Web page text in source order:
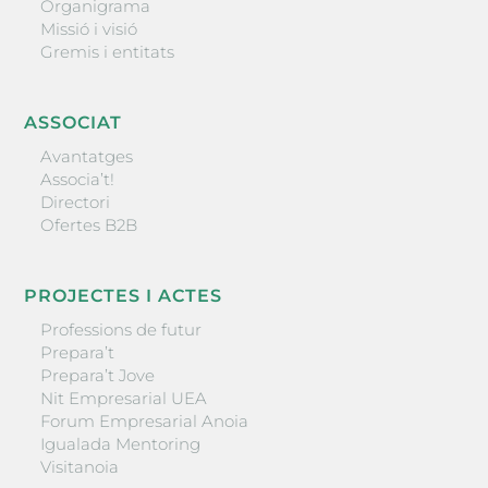
Organigrama
Missió i visió
Gremis i entitats
ASSOCIAT
Avantatges
Associa’t!
Directori
Ofertes B2B
PROJECTES I ACTES
Professions de futur
Prepara’t
Prepara’t Jove
Nit Empresarial UEA
Forum Empresarial Anoia
Igualada Mentoring
Visitanoia